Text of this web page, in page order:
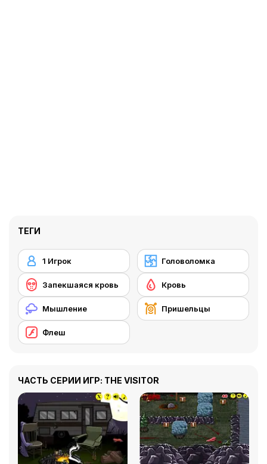
ТЕГИ
1 Игрок Головоломка
Запекшаяся кровь Кровь
Мышление Пришельцы
Флеш
ЧАСТЬ СЕРИИ ИГР: THE VISITOR